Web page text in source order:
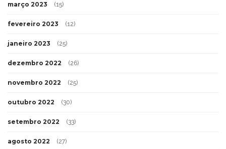
março 2023 (15)
fevereiro 2023 (12)
janeiro 2023 (25)
dezembro 2022 (26)
novembro 2022 (25)
outubro 2022 (30)
setembro 2022 (33)
agosto 2022 (27)